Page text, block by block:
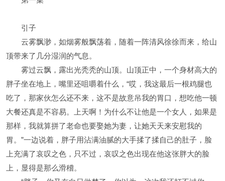
引子
云雾飘渺，如烟雾般飘荡着，随着一阵清风徐徐而来，给山
顶带来了几分湿润的气息。
雾过云飘，露出光秃秃的山顶。山顶正中，一个身材高大的
胖子坐在地上，嘴里还咀嚼着什么，“哎，我这最后一根鸡腿也
吃了，那家伙怎么还不来，这不是故意吊我的胃口，想吃他一顿
大餐还真是不容易。上天啊！为什么不让他是一个女人，如果是
那样，我就算拼了老命也要娶她为妻，让她天天来安慰我的
胃。”一边说着，胖子用沾满油腻的大手揉了揉自己的肚子，脸
上充满了哀叹之色，只不过，哀叹之色出现在他这张胖大的脸
上，显得是那么滑稽。